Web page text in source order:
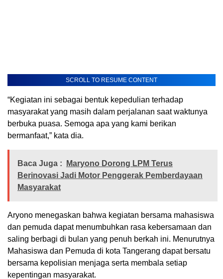
SCROLL TO RESUME CONTENT
“Kegiatan ini sebagai bentuk kepedulian terhadap
masyarakat yang masih dalam perjalanan saat waktunya
berbuka puasa. Semoga apa yang kami berikan
bermanfaat,” kata dia.
Baca Juga :
Maryono Dorong LPM Terus
Berinovasi Jadi Motor Penggerak Pemberdayaan
Masyarakat
Aryono menegaskan bahwa kegiatan bersama mahasiswa
dan pemuda dapat menumbuhkan rasa kebersamaan dan
saling berbagi di bulan yang penuh berkah ini. Menurutnya
Mahasiswa dan Pemuda di kota Tangerang dapat bersatu
bersama kepolisian menjaga serta membala setiap
kepentingan masyarakat.